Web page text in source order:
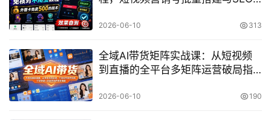
2026-06-10 313
全域AI带货矩阵实战课：从短视频
到直播的全平台多矩阵运营破局指
2026-06-10 190